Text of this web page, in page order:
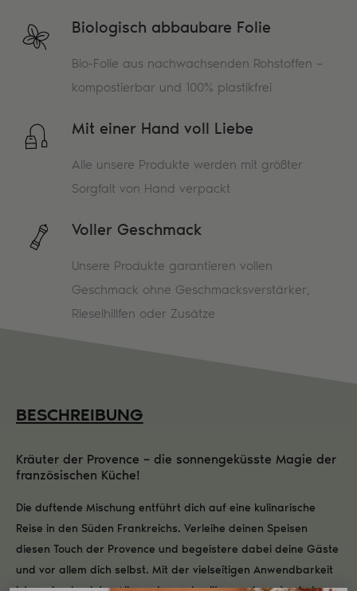
Biologisch abbaubare Folie
Bio-Folie aus nachwachsenden Rohstoffen –
kompostierbar und 100% plastikfrei
Mit einer Hand voll Liebe
Alle unsere Produkte werden mit größter
Sorgfalt von Hand verpackt
Voller Geschmack
Unsere Produkte garantieren vollen
Geschmack ohne Geschmacksverstärker,
Rieselhillfen oder Zusätze
BESCHREIBUNG
Kräuter der Provence – die sonnengeküsste Magie der
französischen Küche!
Die duftende Mischung entführt dich auf eine kulinarische
Reise in den Süden Frankreichs. Verleihe deinen Speisen
diesen Touch der Provence und begeistere dabei deine Gäste
und vor allem dich selbst. Mit der vielseitigen Anwendbarkeit